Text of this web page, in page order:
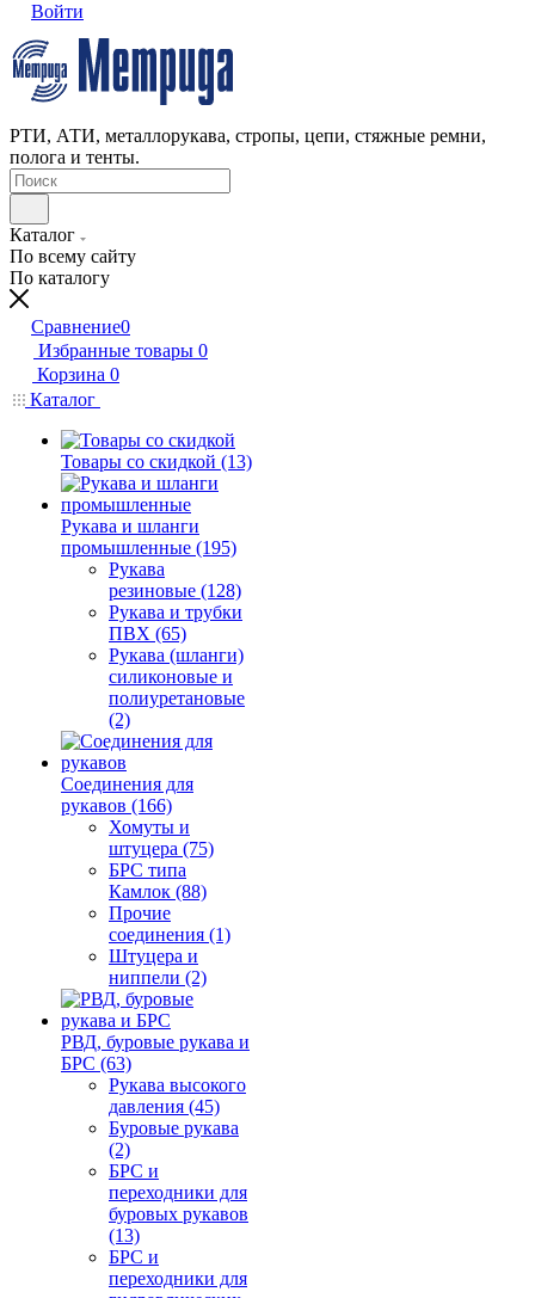
Войти
РТИ, АТИ, металлорукава, стропы, цепи, стяжные ремни,
полога и тенты.
Каталог
По всему сайту
По каталогу
Сравнение0
Избранные товары 0
Корзина 0
Каталог
Товары со скидкой (13)
Рукава и шланги
промышленные (195)
Рукава
резиновые (128)
Рукава и трубки
ПВХ (65)
Рукава (шланги)
силиконовые и
полиуретановые
(2)
Соединения для
рукавов (166)
Хомуты и
штуцера (75)
БРС типа
Камлок (88)
Прочие
соединения (1)
Штуцера и
ниппели (2)
РВД, буровые рукава и
БРС (63)
Рукава высокого
давления (45)
Буровые рукава
(2)
БРС и
переходники для
буровых рукавов
(13)
БРС и
переходники для